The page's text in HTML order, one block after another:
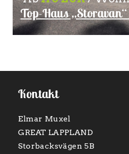
Top-Haus
Kontakt
Elmar Muxel
GREAT LAPPLAND
Storbacksvägen 5B